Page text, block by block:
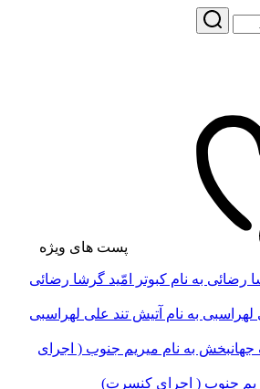
پست های ویژه
گرشا رضائی
علی لهراسبی
جنوب ( اجرای کنسرت)